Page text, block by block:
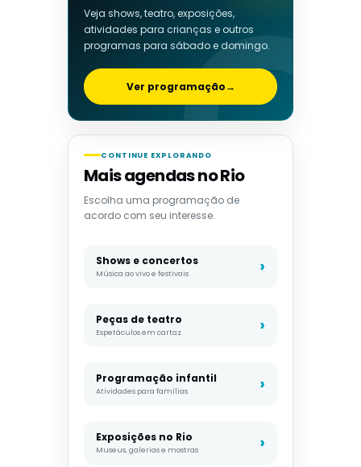
Veja shows, teatro, exposições,
atividades para crianças e outros
programas para sábado e domingo.
Ver programação→
CONTINUE EXPLORANDO
Mais agendas no Rio
Escolha uma programação de
acordo com seu interesse.
Shows e concertos
Música ao vivo e festivais
Peças de teatro
Espetáculos em cartaz
Programação infantil
Atividades para famílias
Exposições no Rio
Museus, galerias e mostras